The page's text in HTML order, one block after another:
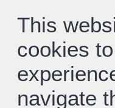
This
cookies
navigate